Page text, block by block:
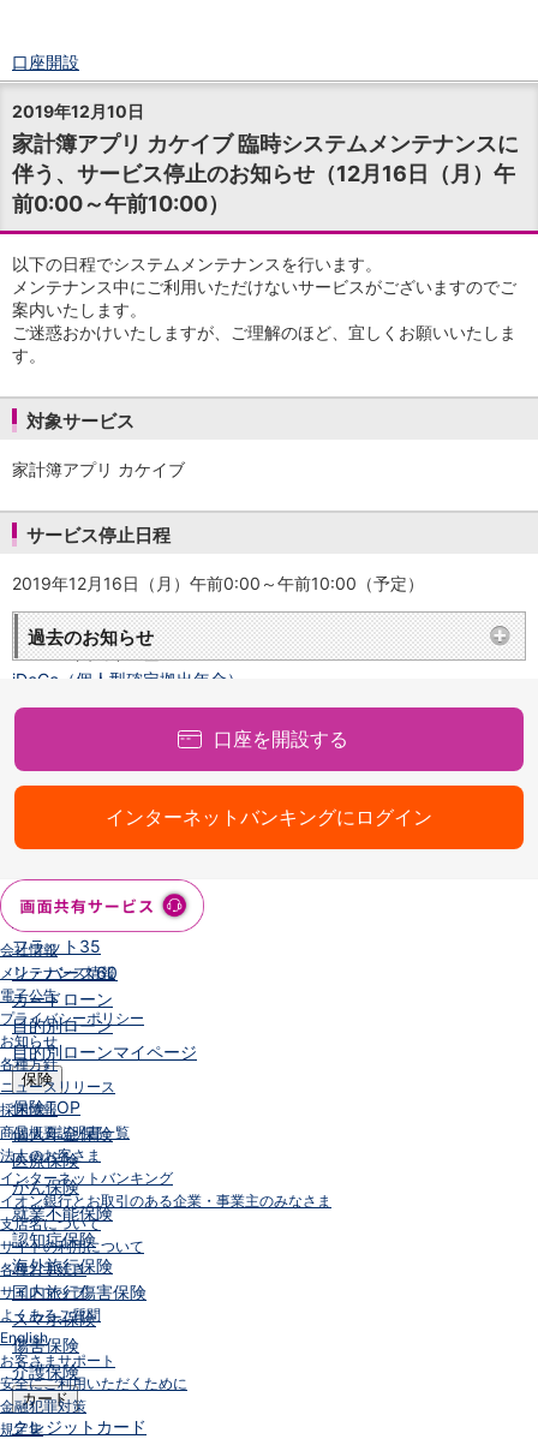
口座開設
ログイン
チャット
メニュー
商品・サービス
預金
円預金TOP
普通預金
定期預金
積立式定期預金
外貨預金TOP
外貨普通預金
外貨普通預金積立
投資信託TOP
投信つみたて
NISA
金銭信託
取扱商品一覧
iDeCo・国民年金基金
iDeCo（個人型確定拠出年金）
国民年金基金
ロボアドバイザークラウドファンディング TOP
WealthNavi for イオン銀行（ロボアドバイザー）
funds
まいクラウドファンディング
お借換えの方
フラット35
リ・バース60
カードローン
目的別ローン
目的別ローンマイページ
保険
保険TOP
個人年金保険
医療保険
がん保険
就業不能保険
認知症保険
海外旅行保険
国内旅行傷害保険
スマホ保険
傷害保険
介護保険
カード
クレジットカード
2019年12月10日
家計簿アプリ カケイブ 臨時システムメンテナンスに
伴う、サービス停止のお知らせ（12月16日（月）午
前0:00～午前10:00）
以下の日程でシステムメンテナンスを行います。
メンテナンス中にご利用いただけないサービスがございますのでご
案内いたします。
ご迷惑おかけいたしますが、ご理解のほど、宜しくお願いいたしま
す。
対象サービス
家計簿アプリ カケイブ
サービス停止日程
2019年12月16日（月）午前0:00～午前10:00（予定）
過去のお知らせ
口座を開設する
インターネットバンキングにログイン
会社情報
メンテナンス情報
電子公告
プライバシーポリシー
お知らせ
各種方針
ニュースリリース
採用情報
商品概要説明書一覧
法人のお客さま
インターネットバンキング
イオン銀行とお取引のある企業・事業主のみなさま
支店名について
サイトの利用について
各種お手続き
サイトマップ
よくあるご質問
English
お客さまサポート
安全にご利用いただくために
金融犯罪対策
規定集